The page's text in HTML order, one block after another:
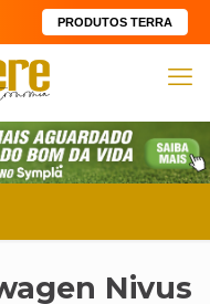
PRODUTOS TERRA
Nivus